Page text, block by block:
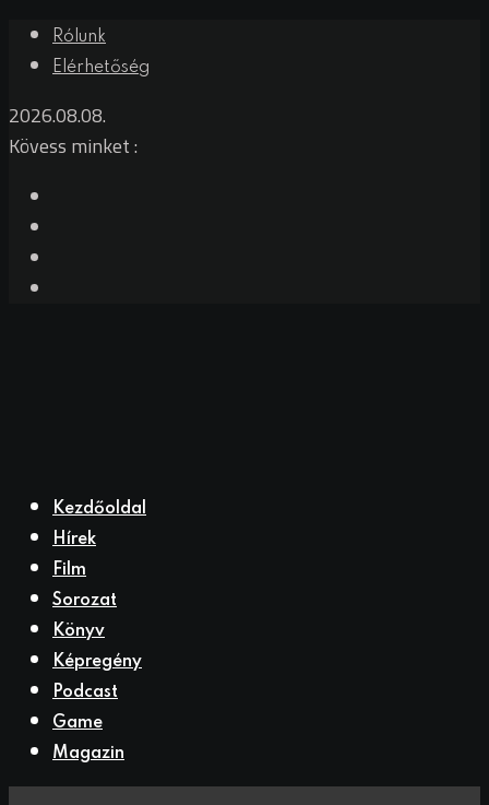
Skip
Rólunk
Elérhetőség
2026.08.08.
Kövess minket :
Kezdőoldal
Hírek
Film
Sorozat
Könyv
Képregény
Podcast
Game
Magazin